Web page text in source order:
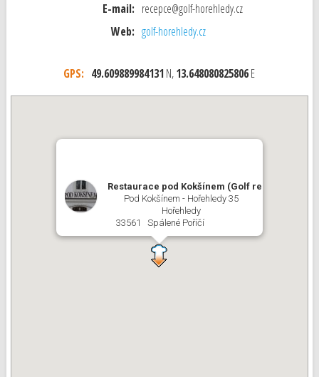
E-mail: recepce@golf-horehledy.cz
Web: golf-horehledy.cz
GPS: 49.609889984131N,13.648080825806E
Restaurace pod Kokšínem (Golf resort
Pod Kokšínem - Hořehledy 35
Hořehledy
33561 Spálené Poříčí